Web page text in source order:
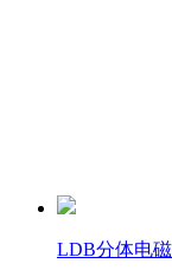
LDB分体电